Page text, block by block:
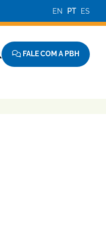
EN PT ES
FALE COM A PBH